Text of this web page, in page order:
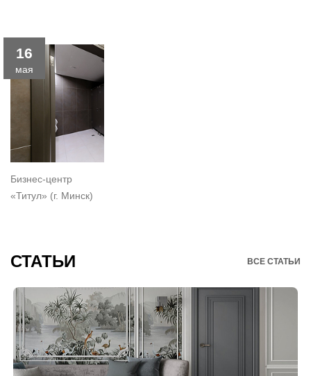
16
мая
Бизнес-центр
«Титул» (г. Минск)
СТАТЬИ ВСЕ СТАТЬИ